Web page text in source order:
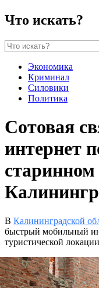
Что искать?
Экономика
Криминал
Силовики
Политика
Сотовая
интернет
старинном
В Калининградской
быстрый мобильный
туристической